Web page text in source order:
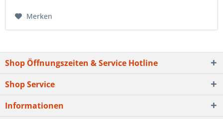
Merken
Shop Öffnungszeiten & Service Hotline
Shop Service
Informationen